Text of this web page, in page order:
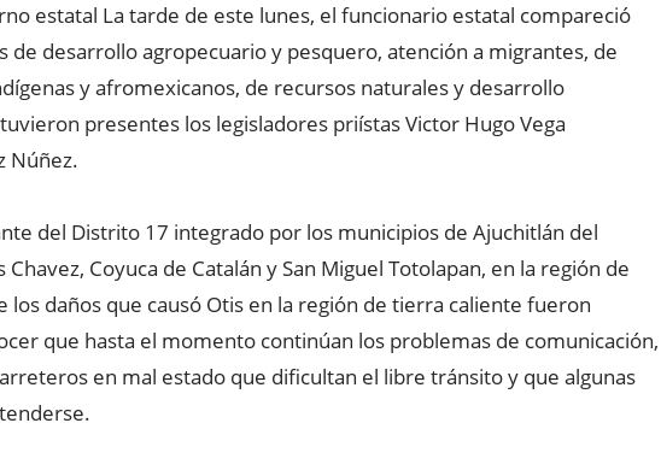
estatal La tarde de este lunes, el funcionario estatal compareció
de desarrollo agropecuario y pesquero, atención a migrantes, de
y afromexicanos, de recursos naturales y desarrollo
presentes los legisladores priístas Victor Hugo Vega
Núñez.
del Distrito 17 integrado por los municipios de Ajuchitlán del
Coyuca de Catalán y San Miguel Totolapan, en la región de
los daños que causó Otis en la región de tierra caliente fueron
que hasta el momento continúan los problemas de comunicación,
en mal estado que dificultan el libre tránsito y que algunas